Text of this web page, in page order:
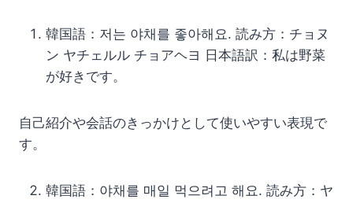
韓国語：저는 야채를 좋아해요. 読み方：チョヌ
ン ヤチェルル チョアヘヨ 日本語訳：私は野菜
が好きです。
自己紹介や会話のきっかけとして使いやすい表現で
す。
韓国語：야채를 매일 먹으려고 해요. 読み方：ヤ